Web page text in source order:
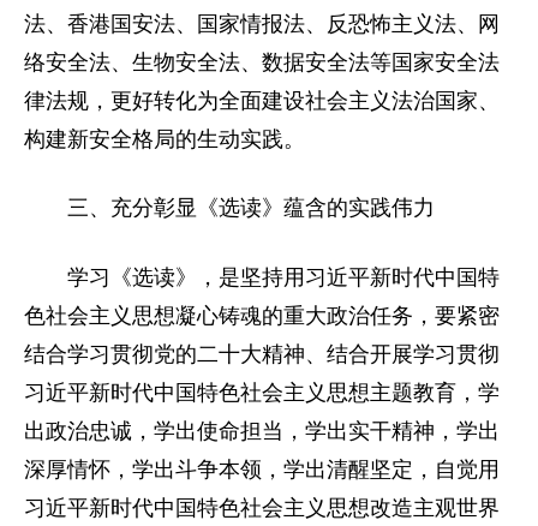
法、香港国安法、国家情报法、反恐怖主义法、网
络安全法、生物安全法、数据安全法等国家安全法
律法规，更好转化为全面建设社会主义法治国家、
构建新安全格局的生动实践。
三、充分彰显《选读》蕴含的实践伟力
学习《选读》，是坚持用习近平新时代中国特
色社会主义思想凝心铸魂的重大政治任务，要紧密
结合学习贯彻党的二十大精神、结合开展学习贯彻
习近平新时代中国特色社会主义思想主题教育，学
出政治忠诚，学出使命担当，学出实干精神，学出
深厚情怀，学出斗争本领，学出清醒坚定，自觉用
习近平新时代中国特色社会主义思想改造主观世界